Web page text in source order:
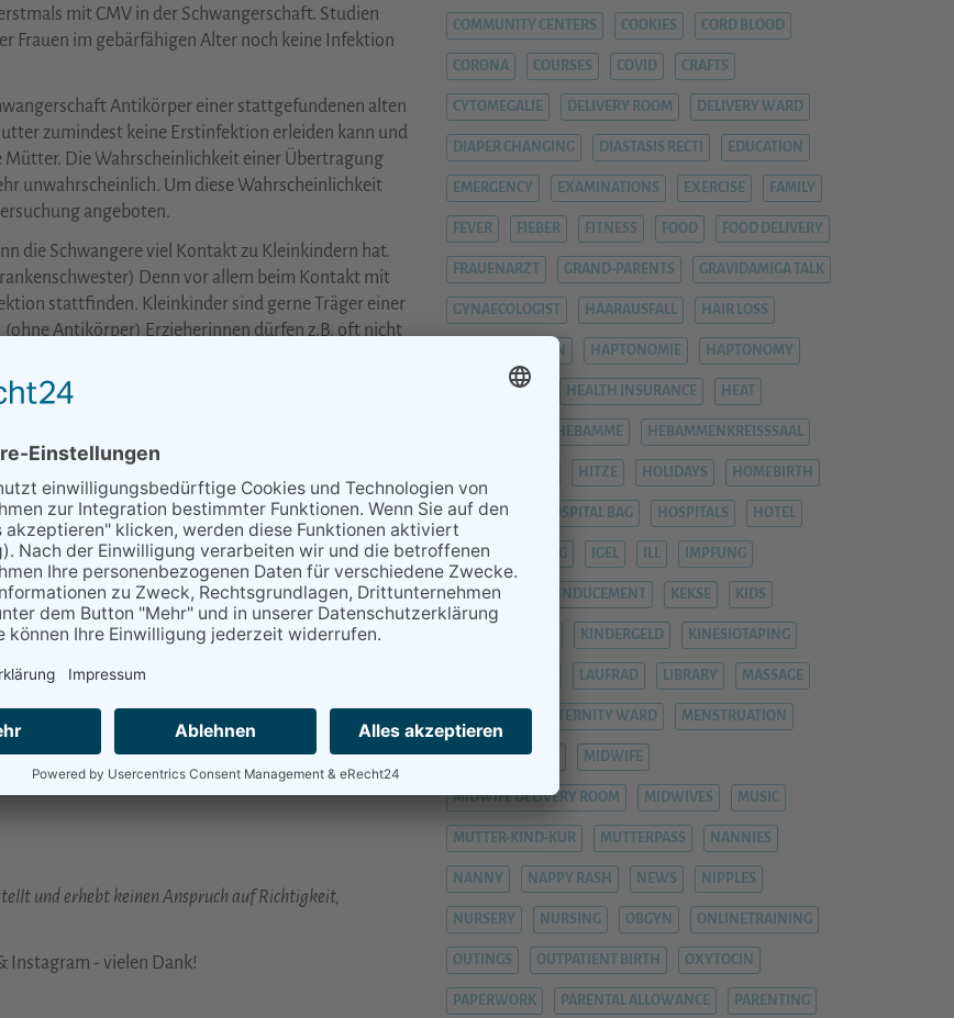
mit CMV in der Schwangerschaft. Studien
Frauen im gebärfähigen Alter noch keine Infektion
Antikörper einer stattgefundenen alten
zumindest keine Erstinfektion erleiden kann und
Die Wahrscheinlichkeit einer Übertragung
unwahrscheinlich. Um diese Wahrscheinlichkeit
angeboten.
die Schwangere viel Kontakt zu Kleinkindern hat.
Denn vor allem beim Kontakt mit
stattfinden. Kleinkinder sind gerne Träger einer
(ohne Antikörper) Erzieherinnen dürfen z.B. oft nicht
INFEKTION SCHÜTZEN?
von Kleinkindern in Kontakt kamen, sollte man
(Händewaschen), v.a. nach dem Füttern,
Benutzung von Tassen, Löffeln, Handtüchern
vermeiden werden. Ebenfalls sollten Säuglinge und
Und heruntergefallene Schnuller gehören nicht in
werden.
ist gerade die Prophylaxe ein ganz wichtiger
und auch weitere Blogs zu
und erhebt keinen Anspruch auf Richtigkeit,
Instagram - vielen Dank!
COMMUNITY CENTERS COOKIES CORD BLOOD
CORONA COURSES COVID CRAFTS
CYTOMEGALIE DELIVERY ROOM DELIVERY WARD
DIAPER CHANGING DIASTASIS RECTI EDUCATION
EMERGENCY EXAMINATIONS EXERCISE FAMILY
FEVER FIEBER FITNESS FOOD FOOD DELIVERY
FRAUENARZT GRAND-PARENTS GRAVIDAMIGA TALK
GYNAECOLOGIST HAARAUSFALL HAIR LOSS
HÄMORRHOIDEN HAPTONOMIE HAPTONOMY
HAUSGEBURT HEALTH INSURANCE HEAT
HEBAMME HEBAMMENKREISSSAAL
HITZE HOLIDAYS HOMEBIRTH
HOSPITAL HOSPITAL BAG HOSPITALS HOTEL
HYPNOBIRTHING IGEL ILL IMPFUNG
IMPFUNGEN INDUCEMENT KEKSE KIDS
KINDERGELD KINESIOTAPING
LAUFRAD LIBRARY MASSAGE
MATERNITY WARD MENSTRUATION
MENTAL HEALTH MIDWIFE
MIDWIFE DELIVERY ROOM MIDWIVES MUSIC
MUTTER-KIND-KUR MUTTERPASS NANNIES
NANNY NAPPY RASH NEWS NIPPLES
NURSERY NURSING OBGYN ONLINETRAINING
OUTINGS OUTPATIENT BIRTH OXYTOCIN
PAPERWORK PARENTAL ALLOWANCE PARENTING